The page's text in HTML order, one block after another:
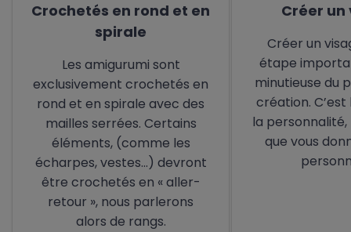
Crochetés en rond et en
spirale
Les amigurumi sont
exclusivement crochetés en
rond et en spirale avec des
mailles serrées. Certains
éléments, (comme les
écharpes, vestes...) devront
être crochetés en « aller-
retour », nous parlerons
alors de rangs.
Créer un
Créer un
étape
minutieuse du
création.
la
que vous